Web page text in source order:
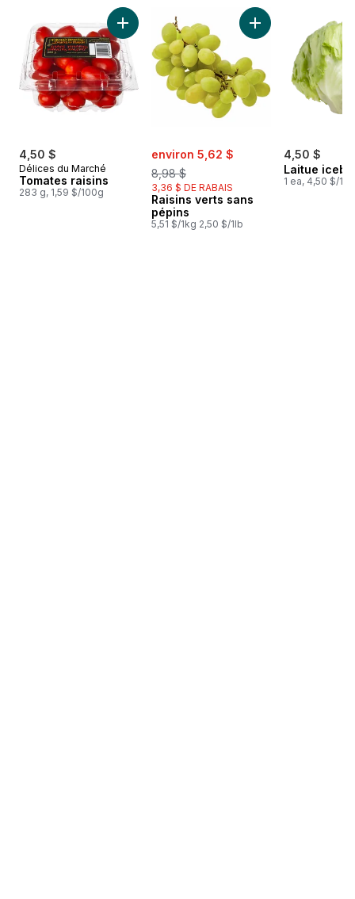
sauter Meilleures ventes
4,50 $
Délices du Marché
Tomates raisins
283 g, 1,59 $/100g
Ajouter Tomates raisins au panier
sale:
environ 5,62 $
, formerly:
8,98 $
3,36 $ DE RABAIS
Raisins verts sans
pépins
5,51 $/1kg 2,50 $/1lb
Ajouter Raisins
4,50 $
Laitue
1 ea, 4,50 $/1ch